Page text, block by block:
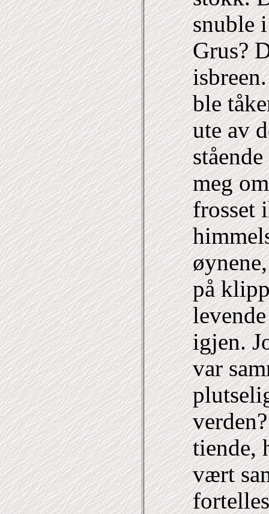
snuble
Grus?
ble
ute av
meg
frosset
på
igjen.
var
tiende,
vært